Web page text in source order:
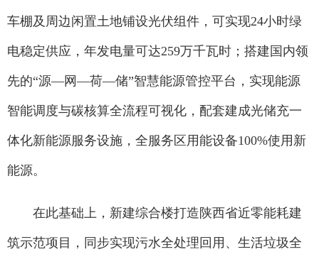
车棚及周边闲置土地铺设光伏组件，可实现24小时绿
电稳定供应，年发电量可达259万千瓦时；搭建国内领
先的“源—网—荷—储”智慧能源管控平台，实现能源
智能调度与碳核算全流程可视化，配套建成光储充一
体化新能源服务设施，全服务区用能设备100%使用新
能源。
在此基础上，新建综合楼打造陕西省近零能耗建
筑示范项目，同步实现污水全处理回用、生活垃圾全